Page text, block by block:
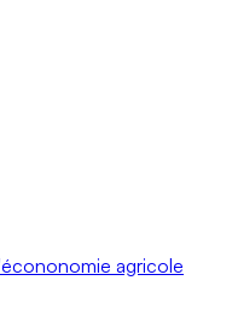
agricole